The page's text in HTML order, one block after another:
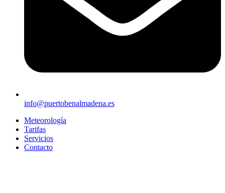
info@puertobenalmadena.es
Meteorología
Tarifas
Servicios
Contacto